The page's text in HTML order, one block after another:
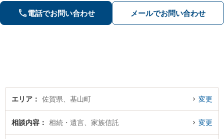
り、最善を尽くします。「相談者様に
寄り添い親身に対応」【個室対応／守
電話でお問い合わせ メールでお問い合わせ
エリア 佐賀県、基山町 変更
相談内容 相続・遺言、家族信託 変更